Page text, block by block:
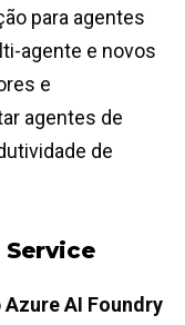
para agentes
agente e novos
e
agentes de
de
Azure AI Foundry